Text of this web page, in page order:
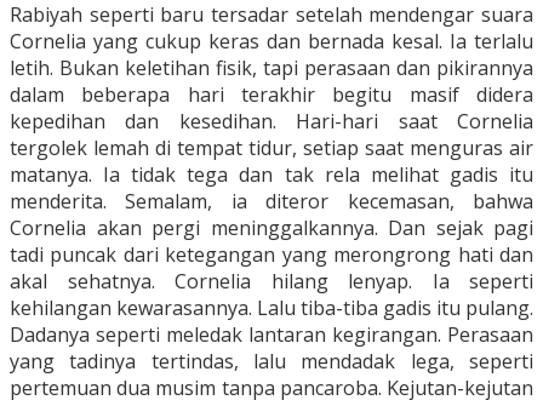
Rabiyah seperti baru tersadar setelah mendengar suara
Cornelia yang cukup keras dan bernada kesal. Ia terlalu
letih. Bukan keletihan fisik, tapi perasaan dan pikirannya
dalam beberapa hari terakhir begitu masif didera
kepedihan dan kesedihan. Hari-hari saat Cornelia
tergolek lemah di tempat tidur, setiap saat menguras air
matanya. Ia tidak tega dan tak rela melihat gadis itu
menderita. Semalam, ia diteror kecemasan, bahwa
Cornelia akan pergi meninggalkannya. Dan sejak pagi
tadi puncak dari ketegangan yang merongrong hati dan
akal sehatnya. Cornelia hilang lenyap. Ia seperti
kehilangan kewarasannya. Lalu tiba-tiba gadis itu pulang.
Dadanya seperti meledak lantaran kegirangan. Perasaan
yang tadinya tertindas, lalu mendadak lega, seperti
pertemuan dua musim tanpa pancaroba. Kejutan-kejutan